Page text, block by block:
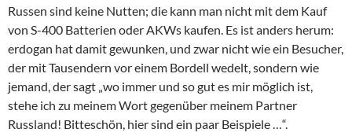
Russen sind keine Nutten; die kann man nicht mit dem Kauf
von S-400 Batterien oder AKWs kaufen. Es ist anders herum:
erdogan hat damit gewunken, und zwar nicht wie ein Besucher,
der mit Tausendern vor einem Bordell wedelt, sondern wie
jemand, der sagt „wo immer und so gut es mir möglich ist,
stehe ich zu meinem Wort gegenüber meinem Partner
Russland! Bitteschön, hier sind ein paar Beispiele …“.